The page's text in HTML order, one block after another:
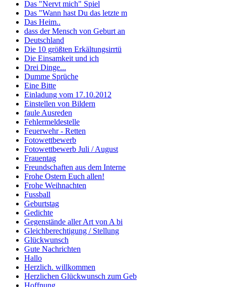
Das "Nervt mich" Spiel
Das "Wann hast Du das letzte m
Das Heim..
dass der Mensch von Geburt an
Deutschland
Die 10 größten Erkältungsirrtü
Die Einsamkeit und ich
Drei Dinge...
Dumme Sprüche
Eine Bitte
Einladung vom 17.10.2012
Einstellen von Bildern
faule Ausreden
Fehlermeldestelle
Feuerwehr - Retten
Fotowettbewerb
Fotowettbewerb Juli / August
Frauentag
Freundschaften aus dem Interne
Frohe Ostern Euch allen!
Frohe Weihnachten
Fussball
Geburtstag
Gedichte
Gegenstände aller Art von A bi
Gleichberechtigung / Stellung
Glückwunsch
Gute Nachrichten
Hallo
Herzlich. willkommen
Herzlichen Glückwunsch zum Geb
Hoffnung